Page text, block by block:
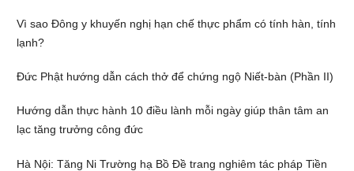
Vì sao Đông y khuyến nghị hạn chế thực phẩm có tính hàn, tính
lạnh?
Đức Phật hướng dẫn cách thở để chứng ngộ Niết-bàn (Phần II)
Hướng dẫn thực hành 10 điều lành mỗi ngày giúp thân tâm an
lạc tăng trưởng công đức
Hà Nội: Tăng Ni Trường hạ Bồ Đề trang nghiêm tác pháp Tiền